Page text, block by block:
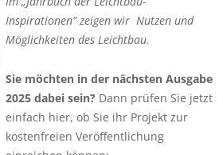
Inspirationen“ zeigen wir Nutzen und
Möglichkeiten des Leichtbau.
Sie möchten in der nächsten Ausgabe
2025 dabei sein? Dann prüfen Sie jetzt
einfach hier, ob Sie ihr Projekt zur
kostenfreien Veröffentlichung